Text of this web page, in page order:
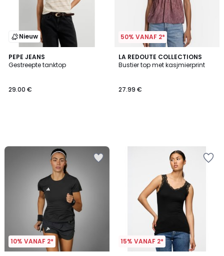
Nieuw
PEPE JEANS
Gestreepte tanktop
29.00 €
50% VANAF 2*
LA REDOUTE COLLECTIONS
Bustier top met kasjmierprint
27.99 €
10% VANAF 2* 15% VANAF 2*